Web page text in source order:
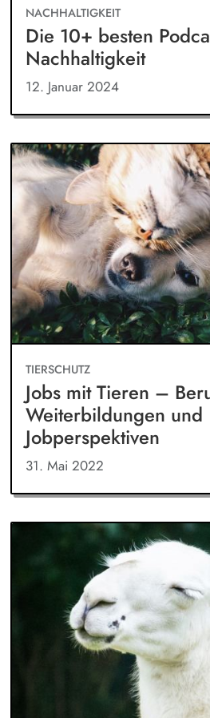
NACHHALTIGKEIT
Die 10+ besten
Nachhaltigkeit
12. Januar 2024
TIERSCHUTZ
Jobs mit Tieren –
Weiterbildungen und
Jobperspektiven
31. Mai 2022